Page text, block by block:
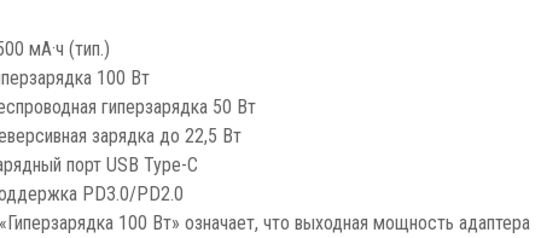
мА·ч (тип.)
100 Вт
гиперзарядка 50 Вт
зарядка до 22,5 Вт
порт USB Type-C
PD3.0/PD2.0
100 Вт» означает, что выходная мощность адаптера